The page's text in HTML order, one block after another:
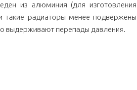
из алюминия (для изготовления
такие радиаторы менее подвержены
выдерживают перепады давления.